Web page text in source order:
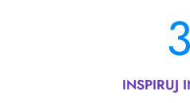
3
INSPIRUJ